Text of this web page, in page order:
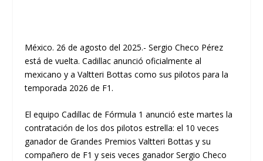
México. 26 de agosto del 2025.- Sergio Checo Pérez
está de vuelta. Cadillac anunció oficialmente al
mexicano y a Valtteri Bottas como sus pilotos para la
temporada 2026 de F1.
El equipo Cadillac de Fórmula 1 anunció este martes la
contratación de los dos pilotos estrella: el 10 veces
ganador de Grandes Premios Valtteri Bottas y su
compañero de F1 y seis veces ganador Sergio Checo